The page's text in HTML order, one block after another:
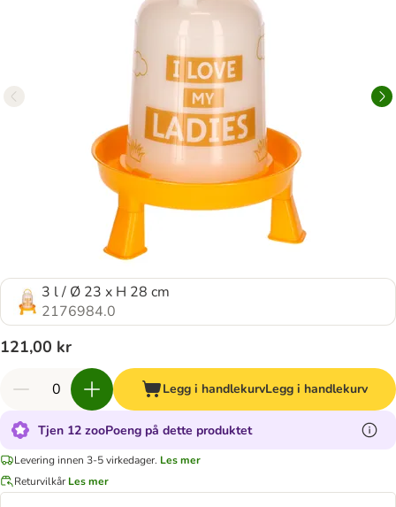
3 l / Ø 23 x H 28 cm
2176984.0
121,00 kr
Legg i handlekurvLegg i handlekurv
Tjen 12 zooPoeng på dette produktet
Levering innen 3-5 virkedager. Les mer
Returvilkår Les mer